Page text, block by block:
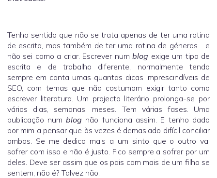
Tenho sentido que não se trata apenas de ter uma rotina
de escrita, mas também de ter uma rotina de géneros… e
não sei como a criar. Escrever num blog exige um tipo de
escrita e de trabalho diferente, normalmente tendo
sempre em conta umas quantas dicas imprescindíveis de
SEO, com temas que não costumam exigir tanto como
escrever literatura. Um projecto literário prolonga-se por
vários dias, semanas, meses. Tem várias fases. Uma
publicação num blog não funciona assim. E tenho dado
por mim a pensar que às vezes é demasiado difícil conciliar
ambos. Se me dedico mais a um sinto que o outro vai
sofrer com isso e não é justo. Fico sempre a sofrer por um
deles. Deve ser assim que os pais com mais de um filho se
sentem, não é? Talvez não.